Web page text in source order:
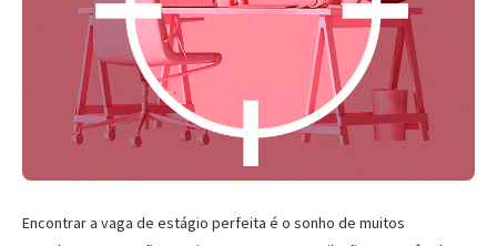
Encontrar a vaga de estágio perfeita é o sonho de muitos